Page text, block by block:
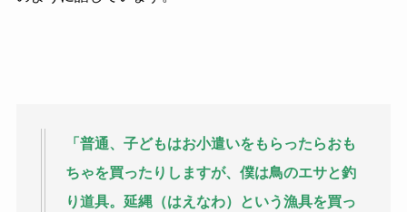
「普通、子どもはお小遣いをもらったらおも
ちゃを買ったりしますが、僕は鳥のエサと釣
り道具。延縄（はえなわ）という漁具を買っ